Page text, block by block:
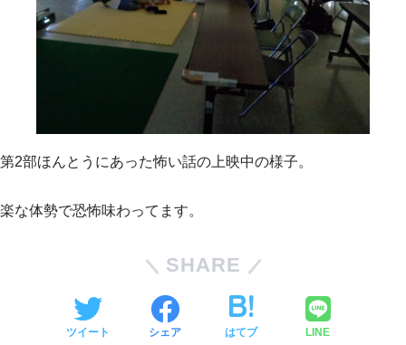
第2部ほんとうにあった怖い話の上映中の様子。
楽な体勢で恐怖味わってます。
SHARE
ツイート シェア はてブ LINE